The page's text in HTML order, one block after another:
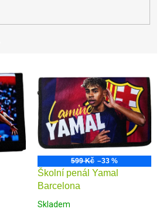
599 Kč –33 %
Školní penál Yamal
Barcelona
Skladem